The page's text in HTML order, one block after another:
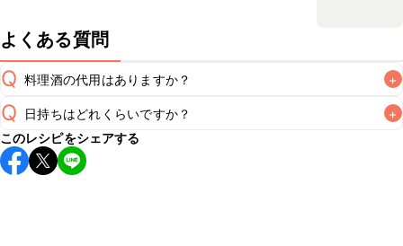
よくある質問
Q 料理酒の代用はありますか？ +
A
Q 日持ちはどれくらいですか？ +
保存期間は冷蔵で当日中が目安です。なるべくお早めにお召
し上がりください。
このレシピをシェアする